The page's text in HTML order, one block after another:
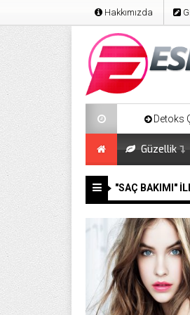
Hakkımızda
Kürü Detoks Çorbası
Güzellik
"SAÇ BAKIMI"